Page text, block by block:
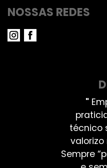
NOSSAS REDES
"
técnico
Sempre